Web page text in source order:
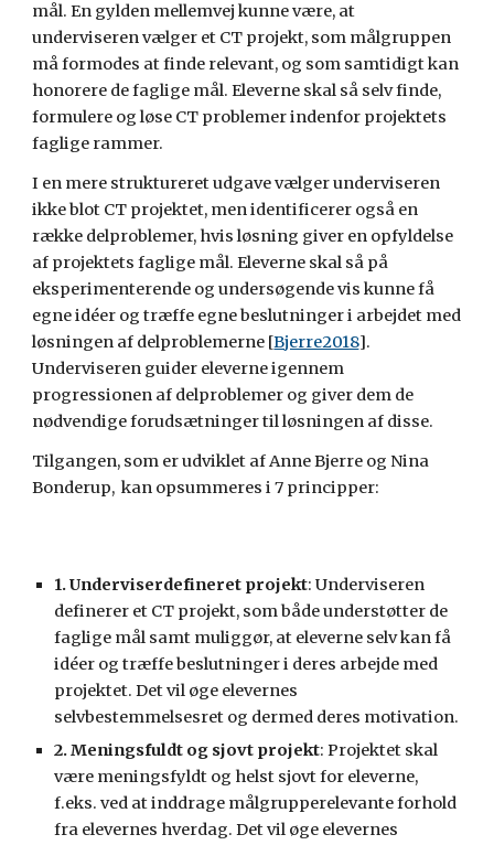
mål. En gylden mellemvej kunne være, at
underviseren vælger et CT projekt, som målgruppen
må formodes at finde relevant, og som samtidigt kan
honorere de faglige mål. Eleverne skal så selv finde,
formulere og løse CT problemer indenfor projektets
faglige rammer.
I en mere struktureret udgave vælger underviseren
ikke blot CT projektet, men identificerer også en
række delproblemer, hvis løsning giver en opfyldelse
af projektets faglige mål. Eleverne skal så på
eksperimenterende og undersøgende vis kunne få
egne idéer og træffe egne beslutninger i arbejdet med
løsningen af delproblemerne [Bjerre2018].
Underviseren guider eleverne igennem
progressionen af delproblemer og giver dem de
nødvendige forudsætninger til løsningen af disse.
Tilgangen, som er udviklet af Anne Bjerre og Nina
Bonderup,  kan opsummeres i 7 principper:
1. Underviserdefineret projekt: Underviseren
definerer et CT projekt, som både understøtter de
faglige mål samt muliggør, at eleverne selv kan få
idéer og træffe beslutninger i deres arbejde med
projektet. Det vil øge elevernes
selvbestemmelsesret og dermed deres motivation.
2. Meningsfuldt og sjovt projekt: Projektet skal
være meningsfyldt og helst sjovt for eleverne,
f.eks. ved at inddrage målgrupperelevante forhold
fra elevernes hverdag. Det vil øge elevernes